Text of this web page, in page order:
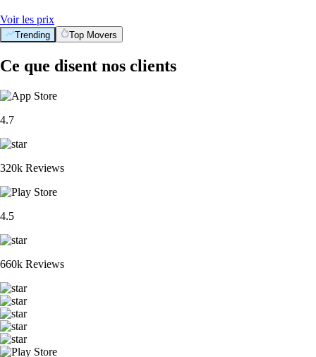
Voir les prix
Trending Top Movers
Ce que disent nos clients
4.7
320k Reviews
4.5
660k Reviews